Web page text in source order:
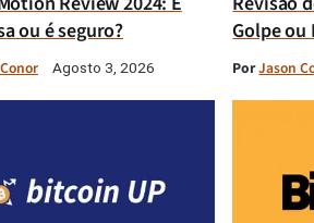
ou é seguro?
Agosto 3, 2026
Golpe
PorJason